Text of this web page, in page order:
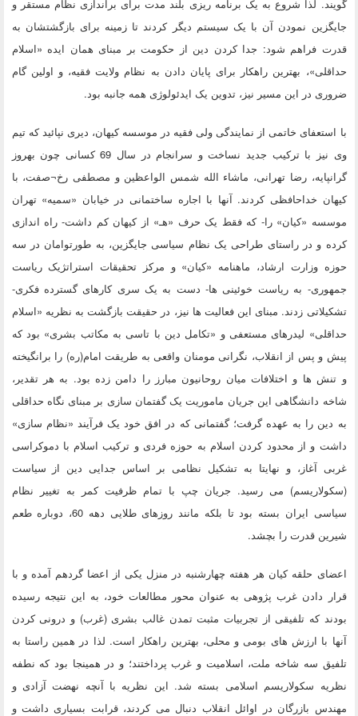
گویند. لذا شروع به یک برنامه ریزی بلند مدت برای براندازی نظام مستقر و
جایگزین نمودن آن با یک سیستم دیگر کردند تا زمینه برای بازگشتشان به
قدرت فراهم شود: جدا کردن دین از حکومت بر مبنای همان ایده «اسلام
حداقلی»، بهترین راهکار برای پایان دادن به نظام ولایت فقیه، و اولین گام
ضروری در این مسیر نیز، تدوین یک ایدئولوژی همه جانبه بود.
با استعفای خاتمی از نمایندگی ولی فقیه در موسسه کیهان، دیری نپائید که تیم
وی نیز با ترکیب جدید نساخت و سرانجام در سال 69 کسانی چون بهروز
گرانپایه، رضا تهرانی، ماشاء الله شمس الواعظین و مصطفی رخ¬صفت، با
کیهان خداحافظی کردند. آنها با اجاره ساختمانی در خیابان «سمیه» تهران
موسسه «کیان» را- که فقط یک حرف «هـ» از کیهان کم داشت- راه اندازی
کرده و در راستای طراحی یک نظام سیاسی جایگزین، به طورتوامان در سه
حوزه وزارت ارشاد، ماهنامه «کیان» و مرکز تحقیقات استراتژیک ریاست
جمهوری- به ریاست خوئینی ها- دست به یک سری کارهای گسترده فکری-
تشکیلاتی زدند. مبنای این فعالیت ها نیز، در حقیقت بازگشت به نظریه «اسلام
حداقلی» لیدرهای مستعفی و «تکامل دین با تاسی به مکاتب بشری» بود که
پیش و پس از انقلاب، نگرانی مومنان واقعی به طریقت امام(ره) را برانگیخته
و تنش ها و اختلافات میان روحانیون مبارز را دامن زده بود. به هر تقدیر،
شاخه دانشگاهی این جریان ماموریت یک گفتمان سازی بر مبنای نگاه حداقلی
به دین را به عهده گرفت؛ گفتمانی که در افق خود یک فرآیند «نظام سازی»
داشت و از محدود کردن اسلام به حوزه فردی و ترکیب اسلام با دموکراسی
غربی آغاز، و نهایتا به تشکیل نظامی بر اساس جدایی دین از سیاست
(سکولاریسم) می رسید. جریان چپ با تمام ظرفیت کمر به تغییر نظام
سیاسی ایران بسته بود تا بلکه مانند روزهای طلایی دهه 60، دوباره طعم
شیرین قدرت را بچشد.
اعضای حلقه کیان هر هفته چهارشنبه در منزل یکی از اعضا گردهم آمده و با
قرار دادن غرب پژوهی به عنوان محور مطالعات خود، به این نتیجه رسیده
بودند که تلفیقی از تجربیات مثبت تمدن غالب بشری (غرب) و درونی کردن
آنها با ارزش های بومی و محلی، بهترین راهکار است. لذا در همین راستا به
تلفیق سه شاخه ملت، اسلامیت و غرب پرداختند؛ و در همینجا بود که نطفه
نظریه سکولاریسم اسلامی بسته شد. این نظریه با آنچه نهضت آزادی و
مهندس بازرگان در اوائل انقلاب دنبال می کردند، قرابت بسیاری داشت و